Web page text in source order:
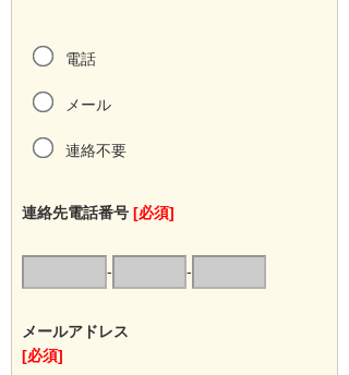
電話
メール
連絡不要
連絡先電話番号 [必須]
- -
メールアドレス
[必須]